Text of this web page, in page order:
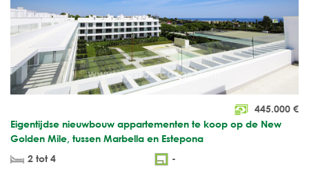
445.000 €
Eigentijdse nieuwbouw appartementen te koop op de New
Golden Mile, tussen Marbella en Estepona
2 tot 4
-